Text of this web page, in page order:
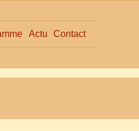
Actu Contact